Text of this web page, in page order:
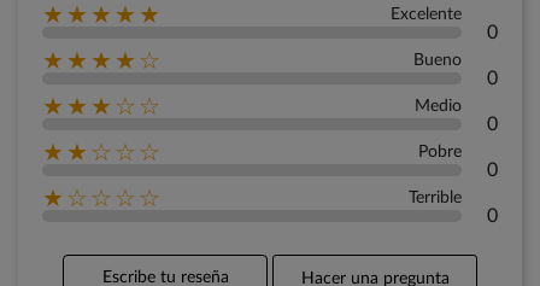
★★★★★ Excelente
0
★★★★☆ Bueno
0
★★★☆☆ Medio
0
★★☆☆☆ Pobre
0
★☆☆☆☆ Terrible
0
Escribe tu reseña Hacer una pregunta